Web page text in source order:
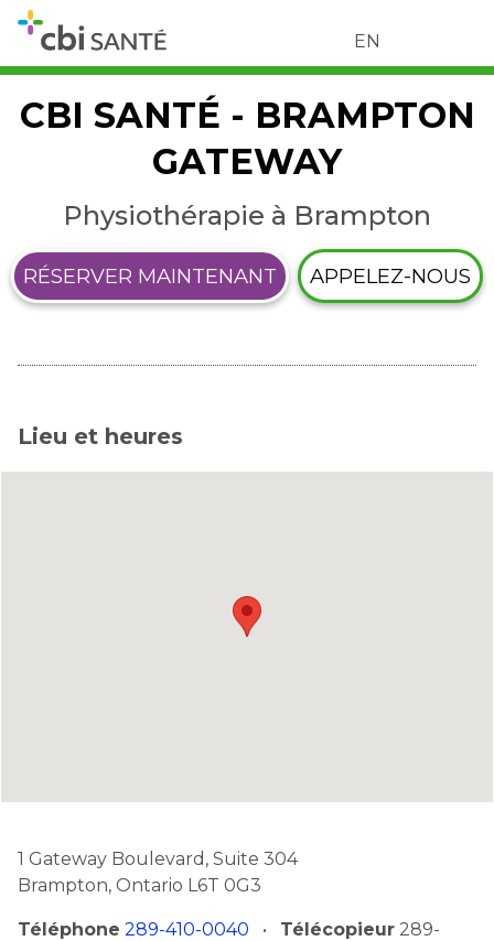
EN
CBI SANTÉ - BRAMPTON
GATEWAY
Physiothérapie à Brampton
RÉSERVER MAINTENANT APPELEZ-NOUS
Lieu et heures
1 Gateway Boulevard, Suite 304
Brampton, Ontario L6T 0G3
Téléphone 289-410-0040 • Télécopieur 289-